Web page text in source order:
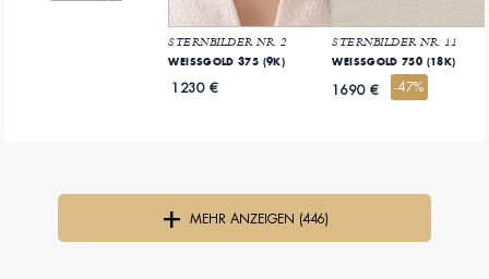
STERNBILDER NR. 2
WEISSGOLD 375 (9K)
1230 €
STERNBILDER NR. 11
WEISSGOLD 750 (18K)
1690 € -47%
MEHR ANZEIGEN (446)